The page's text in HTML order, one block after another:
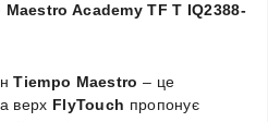
Maestro Academy TF T IQ2388-
Tiempo Maestro – це
верх FlyTouch пропонує